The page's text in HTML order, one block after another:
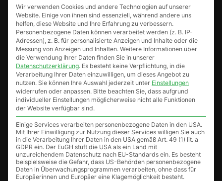
Das Sortiment wird stetig ausgebaut und erweitert,
deshalb einfach ab und zu vorbeischauen ob es
wieder neue Produkte bei mir gibt. Auf meinem
YouTube Kanal gibt es die Rubik „Michi´s
Imkerladen“, dort stelle ich die Neuheiten ebenfalls
vor.
Du hast selbst etwas zu verkaufen rund um die
Imkerei? Melde dich bei mir, vielleicht passt dein
Artikel in mein Sortiment.
Wir verwenden Cookies und andere Technologien auf unserer
Website. Einige von ihnen sind essenziell, während andere uns
helfen, diese Website und Ihre Erfahrung zu verbessern.
Personenbezogene Daten können verarbeitet werden (z. B. IP-
Adressen), z. B. für personalisierte Anzeigen und Inhalte oder die
Messung von Anzeigen und Inhalten. Weitere Informationen über
die Verwendung Ihrer Daten finden Sie in unserer
Datenschutzerklärung. Es besteht keine Verpflichtung, in die
Verarbeitung Ihrer Daten einzuwilligen, um dieses Angebot zu
nutzen. Sie können Ihre Auswahl jederzeit unter Einstellungen
widerrufen oder anpassen. Bitte beachten Sie, dass aufgrund
individueller Einstellungen möglicherweise nicht alle Funktionen
der Website verfügbar sind.
Einige Services verarbeiten personenbezogene Daten in den USA.
Mit Ihrer Einwilligung zur Nutzung dieser Services willigen Sie auch
in die Verarbeitung Ihrer Daten in den USA gemäß Art. 49 (1) lit. a
GDPR ein. Der EuGH stuft die USA als ein Land mit
unzureichendem Datenschutz nach EU-Standards ein. Es besteht
beispielsweise die Gefahr, dass US-Behörden personenbezogene
Daten in Überwachungsprogrammen verarbeiten, ohne dass für
Europäerinnen und Europäer eine Klagemöglichkeit besteht.